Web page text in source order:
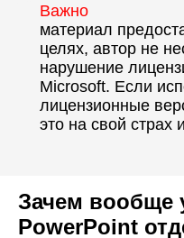
Важно
материал
целях, автор не
нарушение
Microsoft. Если
лицензионные
это на свой страх
Зачем вообще
PowerPoint